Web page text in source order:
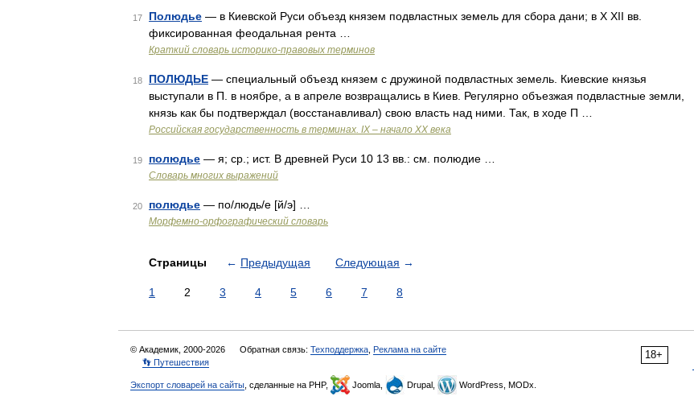
17 Полюдье — в Киевской Руси объезд князем подвластных земель для сбора дани; в X XII вв.
фиксированная феодальная рента …
Краткий словарь историко-правовых терминов
18 ПОЛЮДЬЕ — специальный объезд князем с дружиной подвластных земель. Киевские князья
выступали в П. в ноябре, а в апреле возвращались в Киев. Регулярно объезжая подвластные земли,
князь как бы подтверждал (восстанавливал) свою власть над ними. Так, в ходе П …
Российская государственность в терминах. IX – начало XX века
19 полюдье — я; ср.; ист. В древней Руси 10 13 вв.: см. полюдие …
Словарь многих выражений
20 полюдье — по/людь/е [й/э] …
Морфемно-орфографический словарь
Страницы ← Предыдущая Следующая →
1 2 3 4 5 6 7 8
18+
© Академик, 2000-2026 Обратная связь: Техподдержка Реклама на сайте
👣 Путешествия
Экспорт словарей на сайты , сделанные на PHP, Joomla, Drupal, WordPress, MODx.